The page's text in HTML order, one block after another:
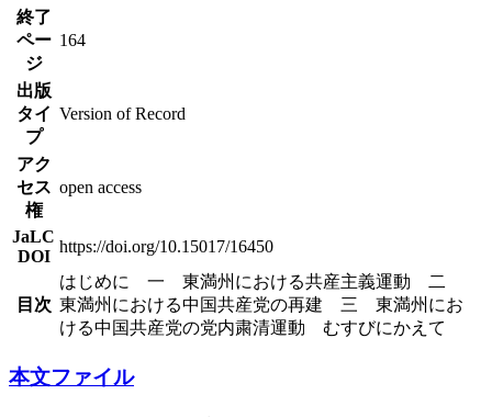
終了
ペー
ジ
164
出版
タイ
プ
Version of Record
アク
セス
権
open access
JaLC
DOI
https://doi.org/10.15017/16450
目次
はじめに 一 東満州における共産主義運動 二
東満州における中国共産党の再建 三 東満州にお
ける中国共産党の党内粛清運動 むすびにかえて
本文ファイル